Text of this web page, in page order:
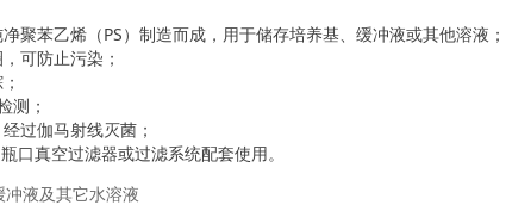
聚苯乙烯（PS）制造而成，用于储存培养基、缓冲液或其他溶液；
可防止污染；
测；
过伽马射线灭菌；
口真空过滤器或过滤系统配套使用。
冲液及其它水溶液